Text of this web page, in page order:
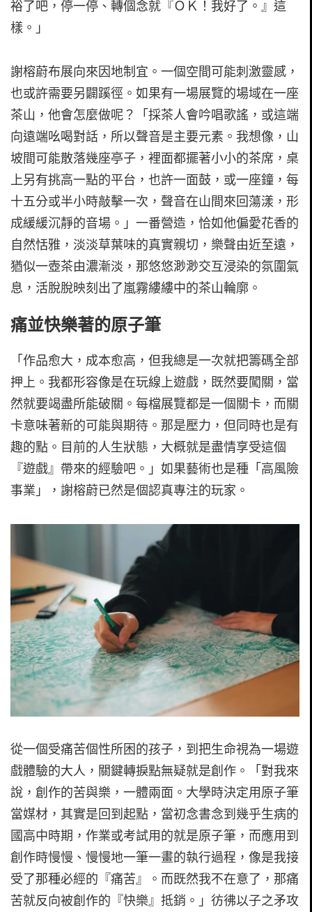
裕了吧，停一停、轉個念就『ＯＫ！我好了。』這
樣。」
謝榕蔚布展向來因地制宜。一個空間可能刺激靈感，
也或許需要另闢蹊徑。如果有一場展覽的場域在一座
茶山，他會怎麼做呢？「採茶人會吟唱歌謠，或這端
向遠端吆喝對話，所以聲音是主要元素。我想像，山
坡間可能散落幾座亭子，裡面都擺著小小的茶席，桌
上另有挑高一點的平台，也許一面鼓，或一座鐘，每
十五分或半小時敲擊一次，聲音在山間來回蕩漾，形
成緩緩沉靜的音場。」一番營造，恰如他偏愛花香的
自然恬雅，淡淡草葉味的真實親切，樂聲由近至遠，
猶似一壺茶由濃漸淡，那悠悠渺渺交互浸染的氛圍氣
息，活脫脫映刻出了嵐霧縷縷中的茶山輪廓。
痛並快樂著的原子筆
「作品愈大，成本愈高，但我總是一次就把籌碼全部
押上。我都形容像是在玩線上遊戲，既然要闖關，當
然就要竭盡所能破關。每檔展覽都是一個關卡，而關
卡意味著新的可能與期待。那是壓力，但同時也是有
趣的點。目前的人生狀態，大概就是盡情享受這個
『遊戲』帶來的經驗吧。」如果藝術也是種「高風險
事業」，謝榕蔚已然是個認真專注的玩家。
從一個受痛苦個性所困的孩子，到把生命視為一場遊
戲體驗的大人，關鍵轉捩點無疑就是創作。「對我來
說，創作的苦與樂，一體兩面。大學時決定用原子筆
當媒材，其實是回到起點，當初念書念到幾乎生病的
國高中時期，作業或考試用的就是原子筆，而應用到
創作時慢慢、慢慢地一筆一畫的執行過程，像是我接
受了那種必經的『痛苦』。而既然我不在意了，那痛
苦就反向被創作的『快樂』抵銷。」彷彿以子之矛攻